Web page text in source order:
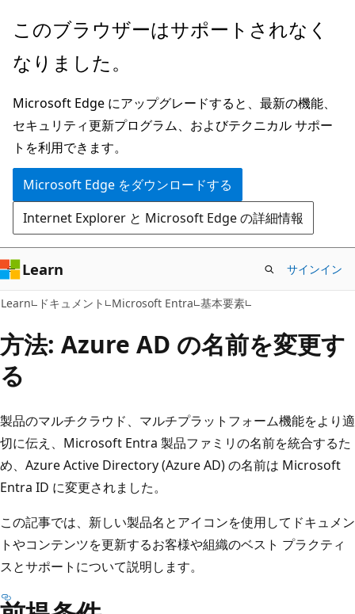
メ
ン
ン
テ
ン
ツ
に
ス
キ
ッ
プ
このブラウザーはサポートされなく
なりました。
Microsoft Edge にアップグレードすると、最新の機能、
セキュリティ更新プログラム、およびテクニカル サポー
トを利用できます。
Microsoft Edge をダウンロードする
Internet Explorer と Microsoft Edge の詳細情報
Learn サインイン
Learn ドキュメント Microsoft Entra 基本要素
方法: Azure AD の名前を変更す
る
製品のマルチクラウド、マルチプラットフォーム機能をより適
切に伝え、Microsoft Entra 製品ファミリの名前を統合するた
め、Azure Active Directory (Azure AD) の名前は Microsoft
Entra ID に変更されました。
この記事では、新しい製品名とアイコンを使用してドキュメン
トやコンテンツを更新するお客様や組織のベスト プラクティ
スとサポートについて説明します。